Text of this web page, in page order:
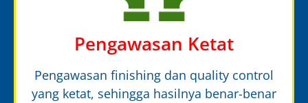
Pengawasan Ketat
Pengawasan finishing dan quality control
yang ketat, sehingga hasilnya benar-benar